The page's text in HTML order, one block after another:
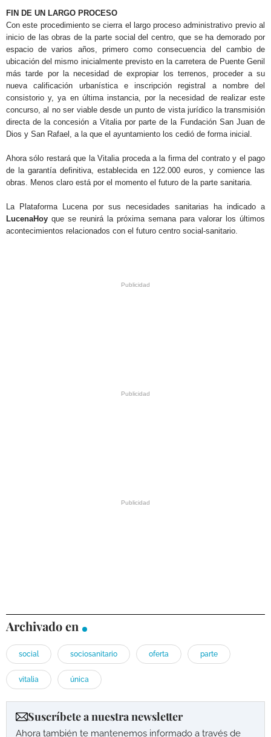
FIN DE UN LARGO PROCESO
Con este procedimiento se cierra el largo proceso administrativo previo al
inicio de las obras de la parte social del centro, que se ha demorado por
espacio de varios años, primero como consecuencia del cambio de
ubicación del mismo inicialmente previsto en la carretera de Puente Genil
más tarde por la necesidad de expropiar los terrenos, proceder a su
nueva calificación urbanística e inscripción registral a nombre del
consistorio y, ya en última instancia, por la necesidad de realizar este
concurso, al no ser viable desde un punto de vista jurídico la transmisión
directa de la concesión a Vitalia por parte de la Fundación San Juan de
Dios y San Rafael, a la que el ayuntamiento los cedió de forma inicial.
Ahora sólo restará que la Vitalia proceda a la firma del contrato y el pago
de la garantía definitiva, establecida en 122.000 euros, y comience las
obras. Menos claro está por el momento el futuro de la parte sanitaria.
La Plataforma Lucena por sus necesidades sanitarias ha indicado a
LucenaHoy que se reunirá la próxima semana para valorar los últimos
acontecimientos relacionados con el futuro centro social-sanitario.
Archivado en
social sociosanitario oferta parte
vitalia única
Suscríbete a nuestra newsletter
Ahora también te mantenemos informado a través de